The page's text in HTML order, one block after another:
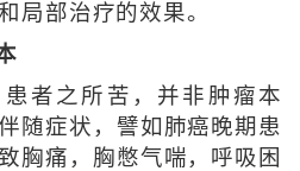
局部治疗的效果。
者之所苦，并非肿瘤本
随症状，譬如肺癌晚期患
胸痛，胸憋气喘，呼吸困